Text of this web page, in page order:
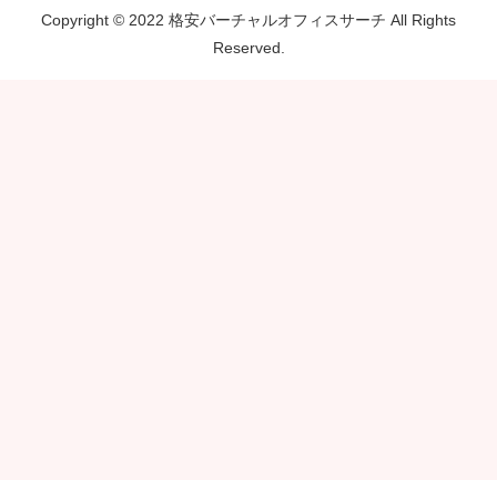
Copyright © 2022 格安バーチャルオフィスサーチ All Rights
Reserved.